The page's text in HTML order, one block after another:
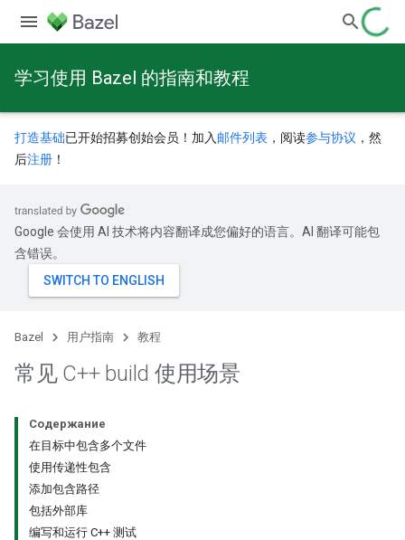
学习使用 Bazel 的指南和教程
打造基础已开始招募创始会员！加入 邮件列表 ，阅读参与协议 ，然
后注册 ！
Google 会使用 AI 技术将内容翻译成您偏好的语言。AI 翻译可能包
含错误。
Bazel 用户指南 教程
常见 C++ build 使用场景
Содержание
在目标中包含多个文件
使用传递性包含
添加包含路径
包括外部库
编写和运行 C++ 测试